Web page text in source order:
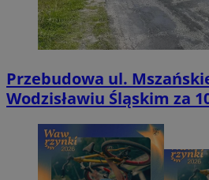
Przebudowa ul.
Wodzisławiu Śląskim za